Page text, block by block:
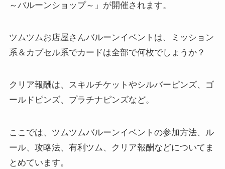
～バルーンショップ～」が開催されます。
ツムツムお店屋さんバルーンイベントは、ミッション
系＆カプセル系でカードは全部で何枚でしょうか？
クリア報酬は、スキルチケットやシルバーピンズ、ゴ
ールドピンズ、プラチナピンズなど。
ここでは、ツムツムバルーンイベントの参加方法、ル
ール、攻略法、有利ツム、クリア報酬などについてま
とめています。